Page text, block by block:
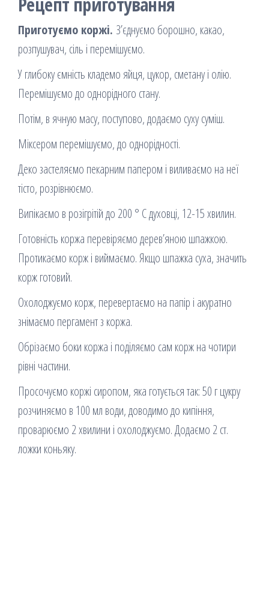
Приготуємо коржі. З’єднуємо борошно, какао,
розпушувач, сіль і перемішуємо.
У глибоку ємність кладемо яйця, цукор, сметану і олію.
Перемішуємо до однорідного стану.
Потім, в ячную масу, поступово, додаємо суху суміш.
Міксером перемішуємо, до однорідності.
Деко застеляємо пекарним папером і виливаємо на неї
тісто, розрівнюємо.
Випікаємо в розігрітій до 200 ° C духовці, 12-15 хвилин.
Готовність коржа перевіряємо дерев’яною шпажкою.
Протикаємо корж і виймаємо. Якщо шпажка суха, значить
корж готовий.
Охолоджуємо корж, перевертаємо на папір і акуратно
знімаємо пергамент з коржа.
Обрізаємо боки коржа і поділяємо сам корж на чотири
рівні частини.
Просочуємо коржі сиропом, яка готується так: 50 г цукру
розчиняємо в 100 мл води, доводимо до кипіння,
проварюємо 2 хвилини і охолоджуємо. Додаємо 2 ст.
ложки коньяку.